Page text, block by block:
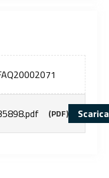
(PDF) Scarica